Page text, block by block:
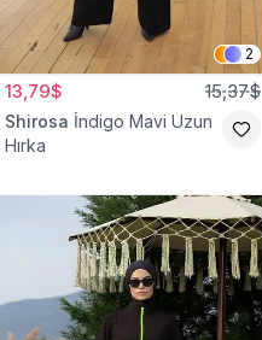
2
13,79$ 15,37$
Shirosa İndigo Mavi Uzun
Hırka